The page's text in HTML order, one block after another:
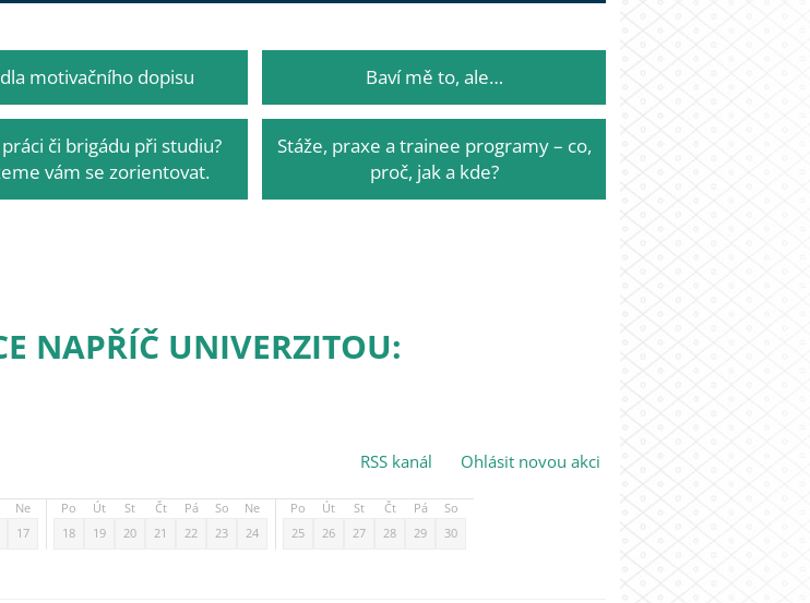
motivačního dopisu Baví mě to, ale…
či brigádu při studiu?
vám se zorientovat.
Stáže, praxe a trainee programy – co,
proč, jak a kde?
NAPŘÍČ UNIVERZITOU:
RSS kanál Ohlásit novou akci
Ne
17
Po Út St Čt Pá So
Ne
18
19 20 21 22 23 24
Po Út St Čt Pá
So
25
26 27 28 29 30